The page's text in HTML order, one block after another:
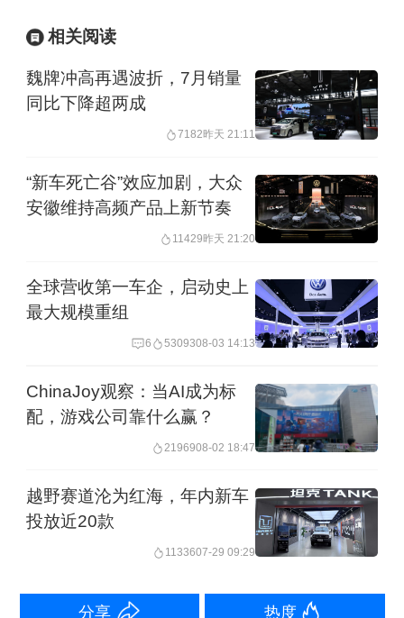
靠挤压供应链利润的降本模式已触及天
花板，通过架构整合将原本独立的座舱
域与智驾域合并，可实现单车成本降
低。另一方面，随着物理AI与端侧大模
型上车，要求算力集中调度与数据跨域
打通，舱驾融合成为支撑下一代智能化
体验的基础。按高工智能的测算，舱驾
融合方案相比于传统分立式架构，可以
实现整车约30%降本，同时在单芯片基
础上的灵活扩展，可以满足更高阶智能
化的功能拓展需求。
在此背景下，多家主流芯片厂商转向舱
同。高通依托座舱领域的垄断优势向智
驾延伸，SA8775P芯片已实现规模化上
案开始加速上车；联发科去年末宣布与
相关阅读
魏牌冲高再遇波折，7月销量
同比下降超两成
7182昨天 21:11
“新车死亡谷”效应加剧，大众
安徽维持高频产品上新节奏
11429昨天 21:20
全球营收第一车企，启动史上
最大规模重组
6 5309308-03 14:13
ChinaJoy观察：当AI成为标
配，游戏公司靠什么赢？
2196908-02 18:47
越野赛道沦为红海，年内新车
投放近20款
1133607-29 09:29
分享 热度